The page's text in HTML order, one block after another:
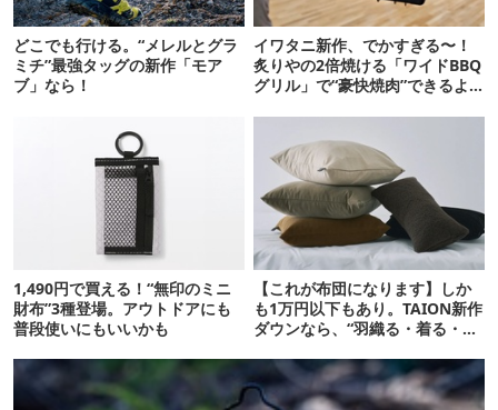
どこでも行ける。“メレルとグラ
ミチ”最強タッグの新作「モア
ブ」なら！
イワタニ新作、でかすぎる〜！
炙りやの2倍焼ける「ワイドBBQ
グリル」で“豪快焼肉”できるよ
1,490円で買える！“無印のミニ
財布”3種登場。アウトドアにも
普段使いにもいいかも
【これが布団になります】しか
も1万円以下もあり。TAION新作
ダウンなら、“羽織る・着る・掛